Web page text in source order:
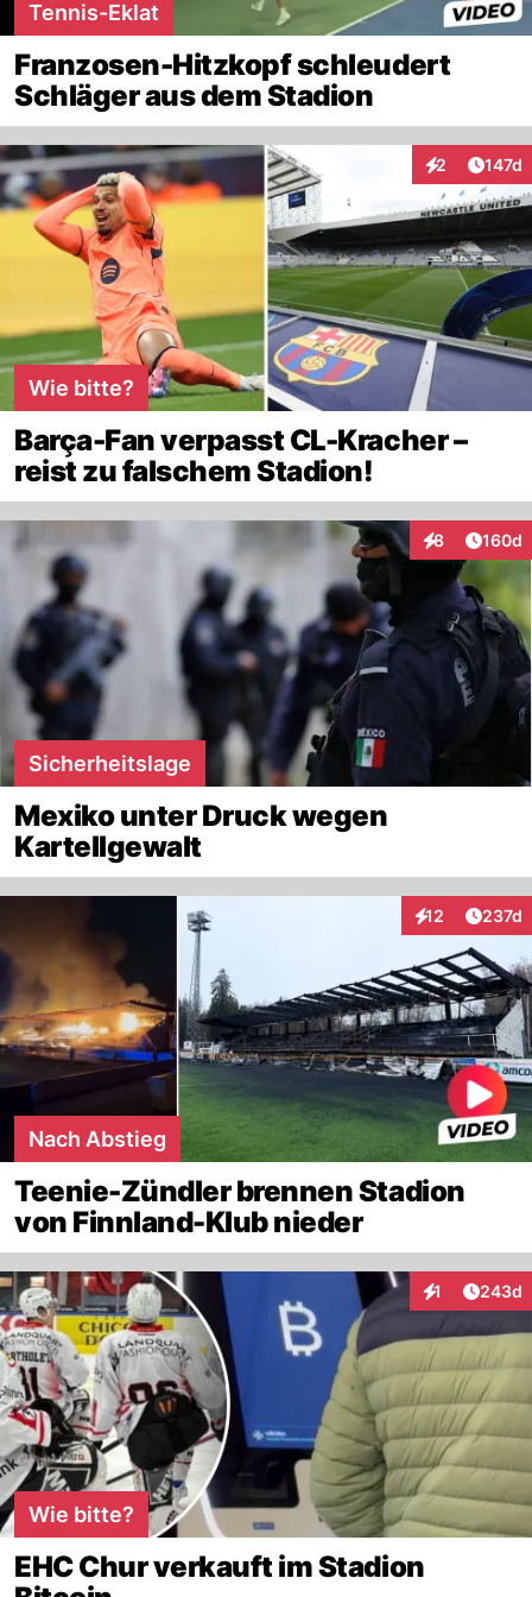
Tennis-Eklat
Franzosen-Hitzkopf schleudert
Schläger aus dem Stadion
2
Interaktionen
147d
Wie bitte?
Barça-Fan verpasst CL-Kracher –
reist zu falschem Stadion!
8
Interaktionen
160d
Sicherheitslage
Mexiko unter Druck wegen
Kartellgewalt
12
Interaktionen
237d
Nach Abstieg
Teenie-Zündler brennen Stadion
von Finnland-Klub nieder
1
Interaktionen
243d
Wie bitte?
EHC Chur verkauft im Stadion